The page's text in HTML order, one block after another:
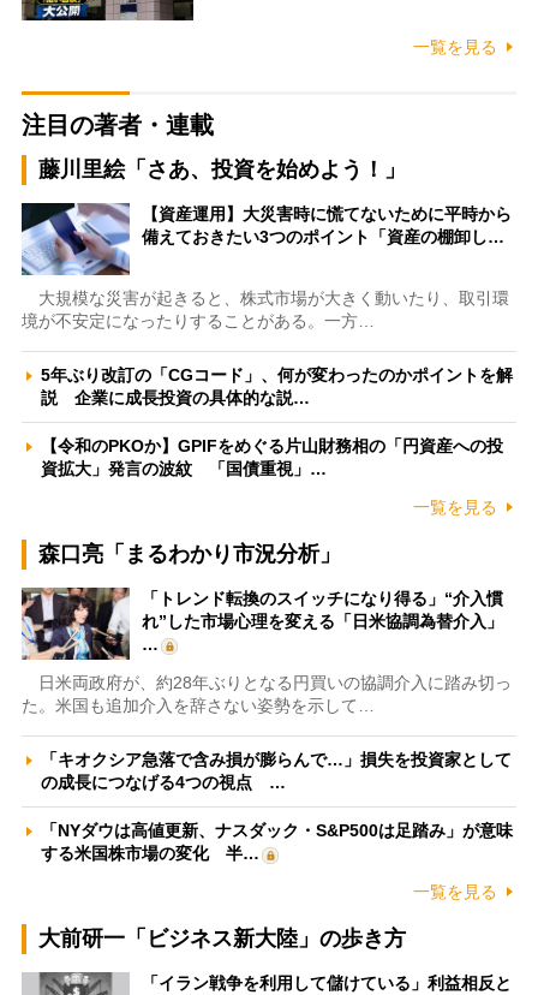
一覧を見る
注目の著者・連載
藤川里絵「さあ、投資を始めよう！」
【資産運用】大災害時に慌てないために平時から
備えておきたい3つのポイント「資産の棚卸し…
大規模な災害が起きると、株式市場が大きく動いたり、取引環
境が不安定になったりすることがある。一方…
5年ぶり改訂の「CGコード」、何が変わったのかポイントを解
説 企業に成長投資の具体的な説…
【令和のPKOか】GPIFをめぐる片山財務相の「円資産への投
資拡大」発言の波紋 「国債重視」…
一覧を見る
森口亮「まるわかり市況分析」
「トレンド転換のスイッチになり得る」“介入慣
れ”した市場心理を変える「日米協調為替介入」
…
日米両政府が、約28年ぶりとなる円買いの協調介入に踏み切っ
た。米国も追加介入を辞さない姿勢を示して…
「キオクシア急落で含み損が膨らんで…」損失を投資家として
の成長につなげる4つの視点 …
「NYダウは高値更新、ナスダック・S&P500は足踏み」が意味
する米国株市場の変化 半…
一覧を見る
大前研一「ビジネス新大陸」の歩き方
「イラン戦争を利用して儲けている」利益相反と